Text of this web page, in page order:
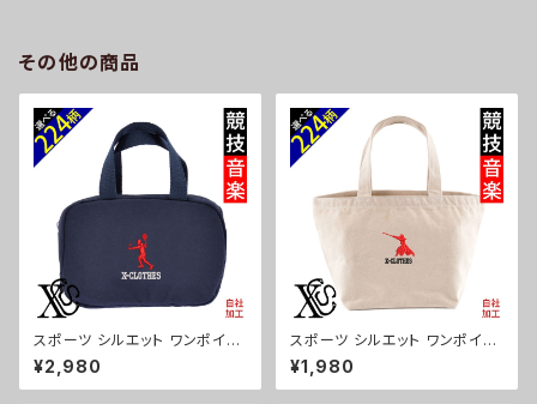
その他の商品
スポーツ シルエット ワンポイン
ト 刺繍 保温保冷ミニバッグ エ
コバッグ 軽量 バッグインバッグ
レディース メンズ 雑貨 グッズ
¥2,980
スポーツ シルエット ワンポイン
ト 刺繍 ミニトートバッグ レディ
ース キッズ メンズ キャンバス オ
リジナル 小さめ 帆布 おしゃれ
¥1,980